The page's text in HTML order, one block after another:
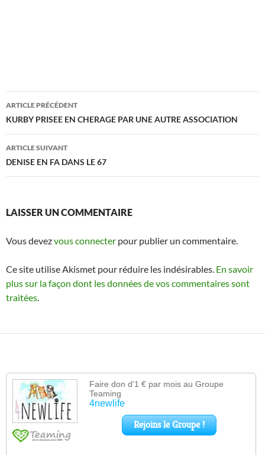
Navigation
des
articles
ARTICLE PRÉCÉDENT
KURBY PRISEE EN CHERAGE PAR UNE AUTRE ASSOCIATION
ARTICLE SUIVANT
DENISE EN FA DANS LE 67
LAISSER UN COMMENTAIRE
Vous devezvous connecter pour publier un commentaire.
Ce site utilise Akismet pour réduire les indésirables. En savoir
plus sur la façon dont les données de vos commentaires sont
traitées